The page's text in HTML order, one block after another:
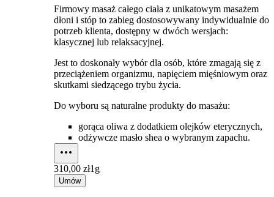
Firmowy masaż całego ciała z unikatowym masażem
dłoni i stóp to zabieg dostosowywany indywidualnie do
potrzeb klienta, dostępny w dwóch wersjach:
klasycznej lub relaksacyjnej.
Jest to doskonały wybór dla osób, które zmagają się z
przeciążeniem organizmu, napięciem mięśniowym oraz
skutkami siedzącego trybu życia.
Do wyboru są naturalne produkty do masażu:
gorąca oliwa z dodatkiem olejków eterycznych,
odżywcze masło shea o wybranym zapachu.
310,00 zł1g
Umów